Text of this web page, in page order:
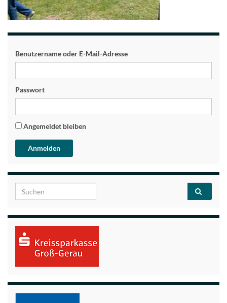
Benutzername oder E-Mail-Adresse
Passwort
Angemeldet bleiben
Search for: